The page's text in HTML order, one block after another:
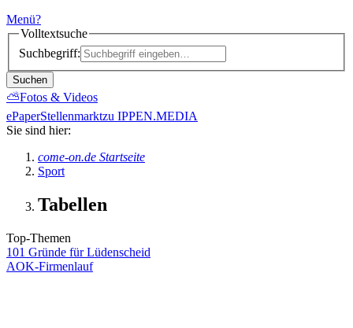
Menü?
Volltextsuche
Suchbegriff:
Suchen
⛅Fotos & Videos
ePaperStellenmarktzu IPPEN.MEDIA
Sie sind hier:
come-on.de Startseite
Sport
Tabellen
Top-Themen
101 Gründe für Lüdenscheid
AOK-Firmenlauf